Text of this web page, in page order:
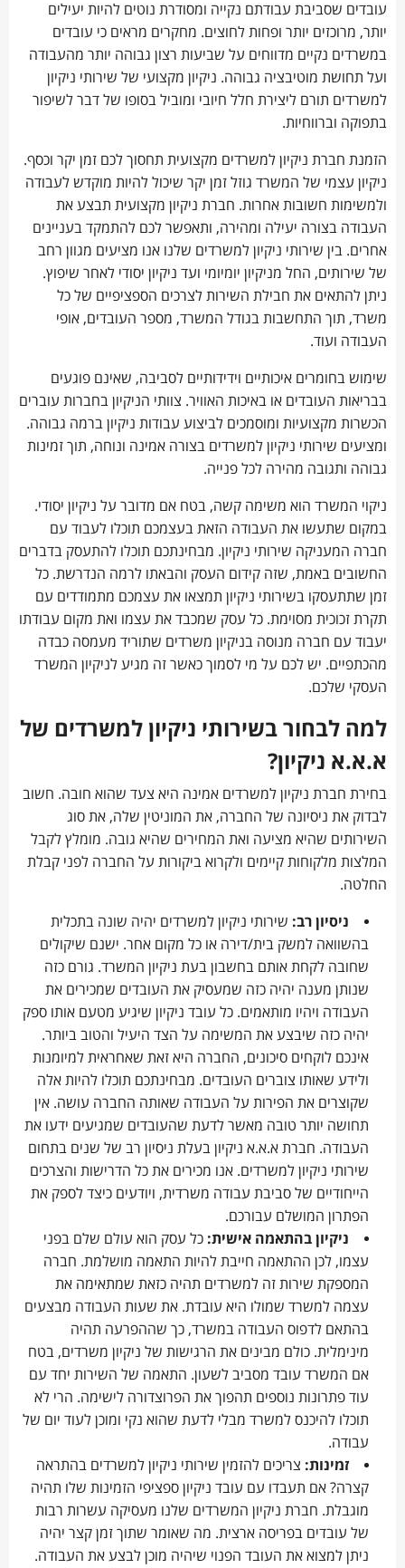
עובדים שסביבת עבודתם נקייה ומסודרת נוטים להיות יעילים
יותר, מרוכזים יותר ופחות לחוצים. מחקרים מראים כי עובדים
במשרדים נקיים מדווחים על שביעות רצון גבוהה יותר מהעבודה
ועל תחושת מוטיבציה גבוהה. ניקיון מקצועי של שירותי ניקיון
למשרדים תורם ליצירת חלל חיובי ומוביל בסופו של דבר לשיפור
בתפוקה וברווחיות.
הזמנת חברת ניקיון למשרדים מקצועית תחסוך לכם זמן יקר וכסף.
ניקיון עצמי של המשרד גוזל זמן יקר שיכול להיות מוקדש לעבודה
ולמשימות חשובות אחרות. חברת ניקיון מקצועית תבצע את
העבודה בצורה יעילה ומהירה, ותאפשר לכם להתמקד בעניינים
אחרים. בין שירותי ניקיון למשרדים שלנו אנו מציעים מגוון רחב
של שירותים, החל מניקיון יומיומי ועד ניקיון יסודי לאחר שיפוץ.
ניתן להתאים את חבילת השירות לצרכים הספציפיים של כל
משרד, תוך התחשבות בגודל המשרד, מספר העובדים, אופי
העבודה ועוד.
שימוש בחומרים איכותיים וידידותיים לסביבה, שאינם פוגעים
בבריאות העובדים או באיכות האוויר. צוותי הניקיון בחברות עוברים
הכשרות מקצועיות ומוסמכים לביצוע עבודות ניקיון ברמה גבוהה.
ומציעים שירותי ניקיון למשרדים בצורה אמינה ונוחה, תוך זמינות
גבוהה ותגובה מהירה לכל פנייה.
ניקוי המשרד הוא משימה קשה, בטח אם מדובר על ניקיון יסודי.
במקום שתעשו את העבודה הזאת בעצמכם תוכלו לעבוד עם
חברה המעניקה שירותי ניקיון. מבחינתכם תוכלו להתעסק בדברים
החשובים באמת, שזה קידום העסק והבאתו לרמה הנדרשת. כל
זמן שתתעסקו בשירותי ניקיון תמצאו את עצמכם מתמודדים עם
תקרת זכוכית מסוימת. כל עסק שמכבד את עצמו ואת מקום עבודתו
יעבוד עם חברה מנוסה בניקיון משרדים שתוריד מעמסה כבדה
מהכתפיים. יש לכם על מי לסמוך כאשר זה מגיע לניקיון המשרד
העסקי שלכם.
למה לבחור בשירותי ניקיון למשרדים של
א.א.א ניקיון?
בחירת חברת ניקיון למשרדים אמינה היא צעד שהוא חובה. חשוב
לבדוק את ניסיונה של החברה, את המוניטין שלה, את סוג
השירותים שהיא מציעה ואת המחירים שהיא גובה. מומלץ לקבל
המלצות מלקוחות קיימים ולקרוא ביקורות על החברה לפני קבלת
החלטה.
ניסיון רב: שירותי ניקיון למשרדים יהיה שונה בתכלית
בהשוואה למשק בית/דירה או כל מקום אחר. ישנם שיקולים
שחובה לקחת אותם בחשבון בעת ניקיון המשרד. גורם כזה
שנותן מענה יהיה כזה שמעסיק את העובדים שמכירים את
העבודה ויהיו מותאמים. כל עובד ניקיון שיגיע מטעם אותו ספק
יהיה כזה שיבצע את המשימה על הצד היעיל והטוב ביותר.
אינכם לוקחים סיכונים, החברה היא זאת שאחראית למיומנות
ולידע שאותו צוברים העובדים. מבחינתכם תוכלו להיות אלה
שקוצרים את הפירות על העבודה שאותה החברה עושה. אין
תחושה יותר טובה מאשר לדעת שהעובדים שמגיעים ידעו את
העבודה. חברת א.א.א ניקיון בעלת ניסיון רב של שנים בתחום
שירותי ניקיון למשרדים. אנו מכירים את כל הדרישות והצרכים
הייחודיים של סביבת עבודה משרדית, ויודעים כיצד לספק את
הפתרון המושלם עבורכם.
ניקיון בהתאמה אישית: כל עסק הוא עולם שלם בפני
עצמו, לכן ההתאמה חייבת להיות התאמה מושלמת. חברה
המספקת שירות זה למשרדים תהיה כזאת שמתאימה את
עצמה למשרד שמולו היא עובדת. את שעות העבודה מבצעים
בהתאם לדפוס העבודה במשרד, כך שההפרעה תהיה
מינימלית. כולם מבינים את הרגישות של ניקיון משרדים, בטח
אם המשרד עובד מסביב לשעון. התאמה של השירות יחד עם
עוד פתרונות נוספים תהפוך את הפרוצדורה לישימה. הרי לא
תוכלו להיכנס למשרד מבלי לדעת שהוא נקי ומוכן לעוד יום של
עבודה.
זמינות: צריכים להזמין שירותי ניקיון למשרדים בהתראה
קצרה? אם תעבדו עם עובד ניקיון ספציפי הזמינות שלו תהיה
מוגבלת. חברת ניקיון המשרדים שלנו מעסיקה עשרות רבות
של עובדים בפריסה ארצית. מה שאומר שתוך זמן קצר יהיה
ניתן למצוא את העובד הפנוי שיהיה מוכן לבצע את העבודה.